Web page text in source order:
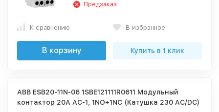
Предзаказ
К сравнению В избранное
В корзину Купить в 1 клик
ABB ESB20-11N-06 1SBE121111R0611 Модульный
контактор 20А АС-1, 1NO+1NC (Катушка 230 AC/DC)